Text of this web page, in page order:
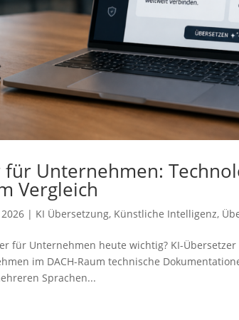
für Unternehmen:
Vergleich
| KI Übersetzung, Künstliche Intelligenz,
für Unternehmen heute wichtig? KI-
im DACH-Raum technische
Sprachen...